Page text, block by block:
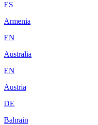
ES
Armenia
EN
Australia
EN
Austria
DE
Bahrain